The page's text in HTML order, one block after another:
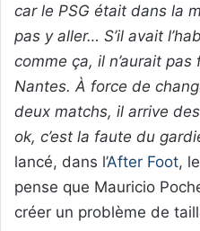
car le PSG était dans la
pas y aller… S’il avait
comme ça, il n’aurait
Nantes. À force de
deux matchs, il arrive
ok, c’est la faute du
lancé, dans l’After Foot,
pense que Mauricio
créer un problème de